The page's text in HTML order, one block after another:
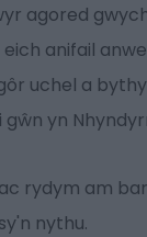
agored
anifail
uchel a
yn
rydym am
nythu.